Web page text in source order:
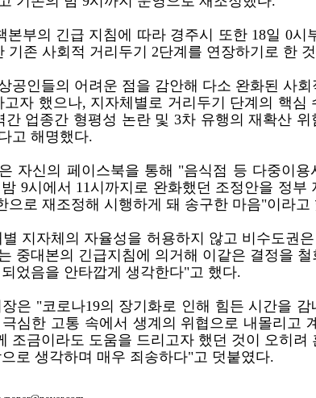
본부의 긴급 지침에 따라 경주시 또한 18일 0시
기존 사회적 거리두기 2단계를 연장하기로 한
공인들의 어려운 점을 감안해 다소 완화된 사
고자 했으나, 지자체별로 거리두기 단계의 핵심
간 업종간 형평성 논란 및 3차 유행의 재확산 위
고 해명했다.
자신의 페이스북을 통해 "음식점 등 다중이용
9시에서 11시까지로 완화했던 조정안을 정부
으로 재조정해 시행하게 돼 송구한 마음"이라고
지자체의 자율성을 허용하지 않고 비수도권은
중대본의 긴급지침에 의거해 이같은 결정을 철
었음을 안타깝게 생각한다"고 했다.
은 "코로나19의 장기화로 인해 힘든 시간을 감
심한 고통 속에서 생계의 위협으로 내몰리고
조금이라도 도움을 드리고자 했던 것이 오히려
로 생각하며 매우 죄송하다"고 덧붙였다.